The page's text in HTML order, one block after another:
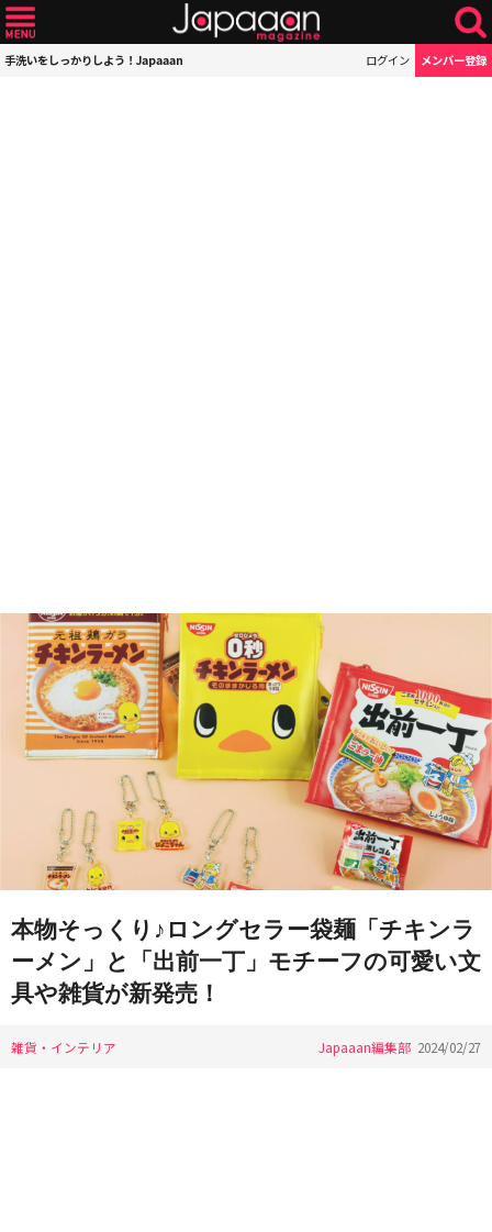
手洗いをしっかりしよう！Japaaan ログイン メンバー登録
本物そっくり♪ロングセラー袋麺「チキンラ
ーメン」と「出前一丁」モチーフの可愛い文
具や雑貨が新発売！
雑貨・インテリア Japaaan編集部 2024/02/27